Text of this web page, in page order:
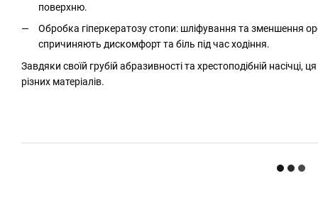
поверхню.
Обробка гіперкератозу стопи: шліфування та зменшення
спричиняють дискомфорт та біль під час ходіння.
Завдяки своїй грубій абразивності та хрестоподібній
різних матеріалів.